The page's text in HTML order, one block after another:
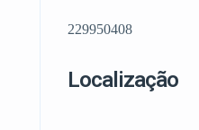
229950408
Localização